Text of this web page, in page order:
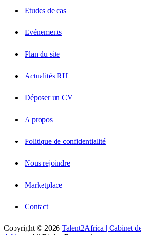
Etudes de cas
Evénements
Plan du site
Actualités RH
Déposer un CV
A propos
Politique de confidentialité
Nous rejoindre
Marketplace
Contact
Copyright © 2026 Talent2Africa | Cabinet